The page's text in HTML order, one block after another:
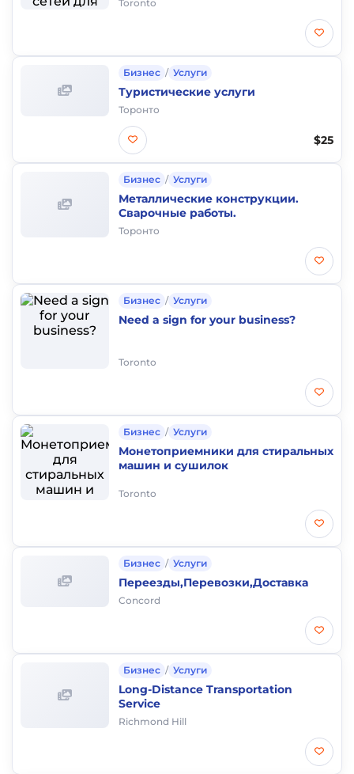
Toronto
Бизнес / Услуги
Туристические услуги
Торонто
$25
Бизнес / Услуги
Металлические конструкции.
Сварочные работы.
Торонто
Бизнес / Услуги
Need a sign for your business?
Toronto
Бизнес / Услуги
Монетоприемники для стиральных
машин и сушилок
Toronto
Бизнес / Услуги
Переезды,Перевозки,Доставка
Concord
Бизнес / Услуги
Long-Distance Transportation
Service
Richmond Hill